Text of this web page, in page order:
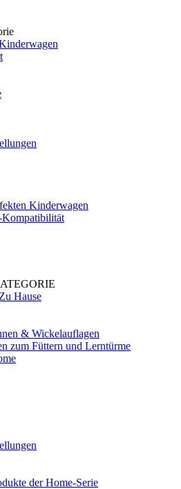
Kinderwagen
Hause
& Wickelauflagen
zum Füttern und Lerntürme
der Home-Serie